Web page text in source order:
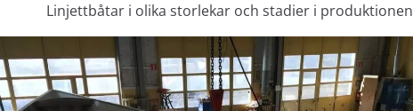
Linjettbåtar i olika storlekar och stadier i produktionen